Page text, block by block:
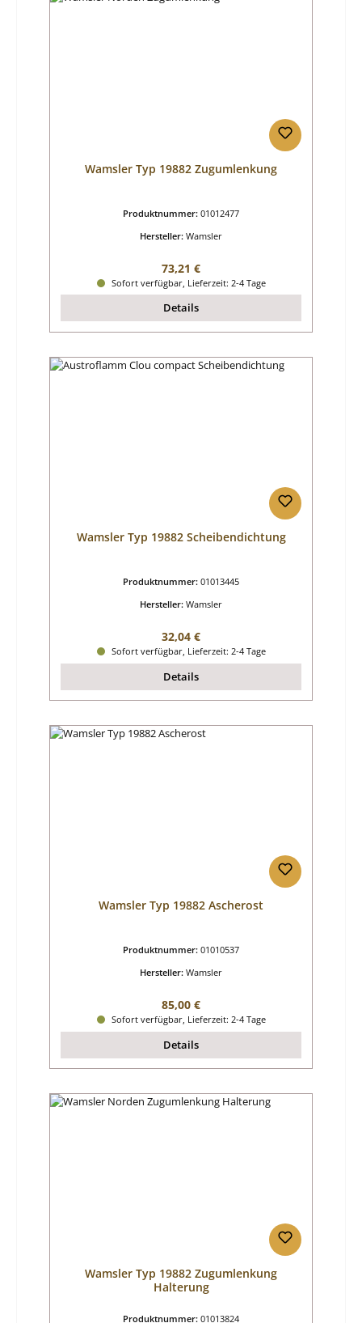
Wamsler Typ 19882 Zugumlenkung
Produktnummer: 01012477
Hersteller: Wamsler
Regulärer Preis:
73,21 €
Sofort verfügbar, Lieferzeit: 2-4 Tage
Details
Wamsler Typ 19882 Scheibendichtung
Produktnummer: 01013445
Hersteller: Wamsler
Regulärer Preis:
32,04 €
Sofort verfügbar, Lieferzeit: 2-4 Tage
Details
Wamsler Typ 19882 Ascherost
Produktnummer: 01010537
Hersteller: Wamsler
Regulärer Preis:
85,00 €
Sofort verfügbar, Lieferzeit: 2-4 Tage
Details
Wamsler Typ 19882 Zugumlenkung
Halterung
Produktnummer: 01013824